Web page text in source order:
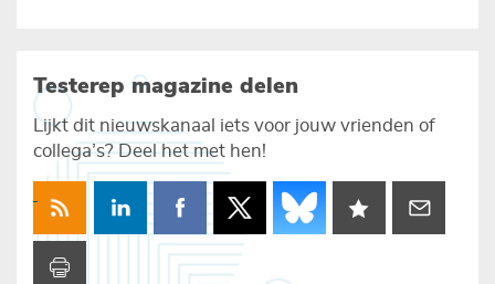
Testerep magazine delen
Lijkt dit nieuwskanaal iets voor jouw vrienden of
collega’s? Deel het met hen!